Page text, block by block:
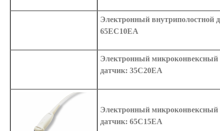
Электронный внутриполостной
65EC10EA
Электронный микроконвексный
датчик: 35C20EA
Электронный микроконвексный
датчик: 65C15EA